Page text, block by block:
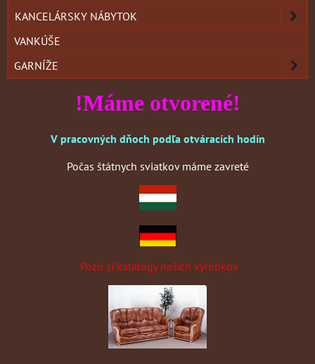
KANCELÁRSKY NÁBYTOK
VANKÚŠE
GARNÍŽE
!Máme otvorené!
V pracovných dňoch podľa otváracích hodín
Počas štátnych sviatkov máme zavreté
Pozri si katalógy našich výrobkov